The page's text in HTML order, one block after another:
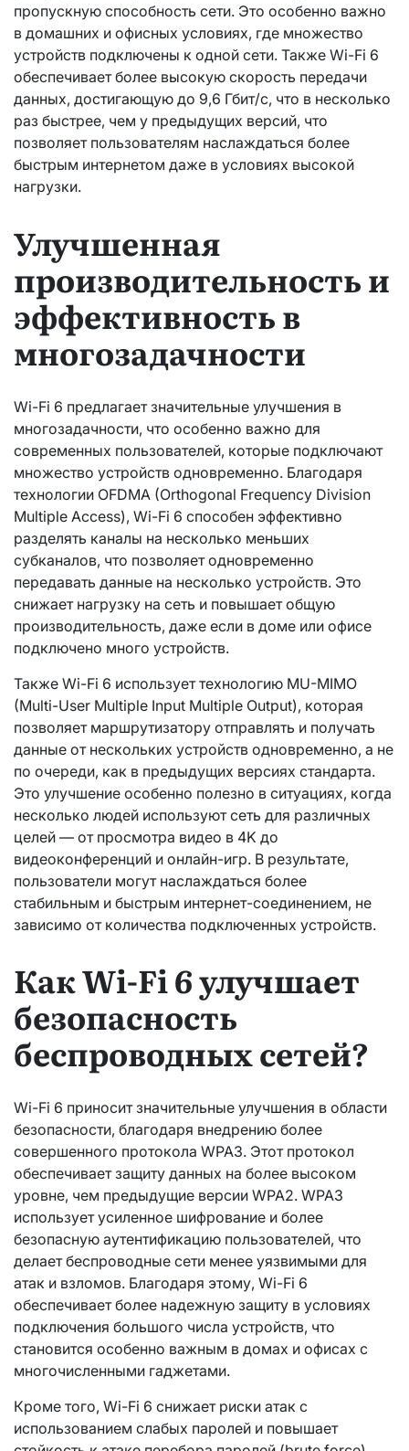
пропускную способность сети. Это особенно важно
в домашних и офисных условиях, где множество
устройств подключены к одной сети. Также Wi-Fi 6
обеспечивает более высокую скорость передачи
данных, достигающую до 9,6 Гбит/с, что в несколько
раз быстрее, чем у предыдущих версий, что
позволяет пользователям наслаждаться более
быстрым интернетом даже в условиях высокой
нагрузки.
Улучшенная
производительность и
эффективность в
многозадачности
Wi-Fi 6 предлагает значительные улучшения в
многозадачности, что особенно важно для
современных пользователей, которые подключают
множество устройств одновременно. Благодаря
технологии OFDMA (Orthogonal Frequency Division
Multiple Access), Wi-Fi 6 способен эффективно
разделять каналы на несколько меньших
субканалов, что позволяет одновременно
передавать данные на несколько устройств. Это
снижает нагрузку на сеть и повышает общую
производительность, даже если в доме или офисе
подключено много устройств.
Также Wi-Fi 6 использует технологию MU-MIMO
(Multi-User Multiple Input Multiple Output), которая
позволяет маршрутизатору отправлять и получать
данные от нескольких устройств одновременно, а не
по очереди, как в предыдущих версиях стандарта.
Это улучшение особенно полезно в ситуациях, когда
несколько людей используют сеть для различных
целей — от просмотра видео в 4K до
видеоконференций и онлайн-игр. В результате,
пользователи могут наслаждаться более
стабильным и быстрым интернет-соединением, не
зависимо от количества подключенных устройств.
Как Wi-Fi 6 улучшает
безопасность
беспроводных сетей?
Wi-Fi 6 приносит значительные улучшения в области
безопасности, благодаря внедрению более
совершенного протокола WPA3. Этот протокол
обеспечивает защиту данных на более высоком
уровне, чем предыдущие версии WPA2. WPA3
использует усиленное шифрование и более
безопасную аутентификацию пользователей, что
делает беспроводные сети менее уязвимыми для
атак и взломов. Благодаря этому, Wi-Fi 6
обеспечивает более надежную защиту в условиях
подключения большого числа устройств, что
становится особенно важным в домах и офисах с
многочисленными гаджетами.
Кроме того, Wi-Fi 6 снижает риски атак с
использованием слабых паролей и повышает